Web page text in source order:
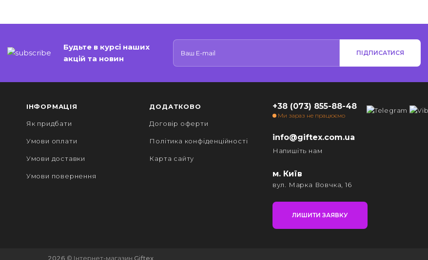
Будьте в курсі наших
акцій та новин
ПІДПИСАТИСЯ
ІНФОРМАЦІЯ
Як придбати
Умови оплати
Умови доставки
Умови повернення
ДОДАТКОВО
Договір оферти
Політика конфіденційності
Карта сайту
+38 (073) 855-88-48
Ми зараз не працюємо
info@giftex.com.ua
Напишіть нам
м. Київ
вул. Марка Вовчка, 16
ЛИШИТИ ЗАЯВКУ
2026 © Інтернет-магазин Giftex